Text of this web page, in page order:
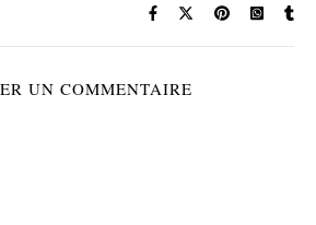
UN COMMENTAIRE